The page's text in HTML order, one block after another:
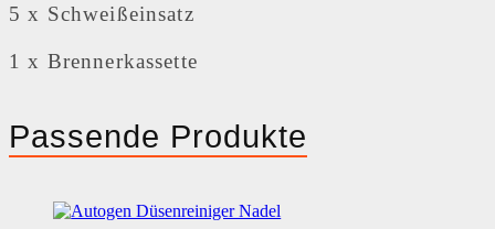
5 x Schweißeinsatz
1 x Brennerkassette
Passende Produkte